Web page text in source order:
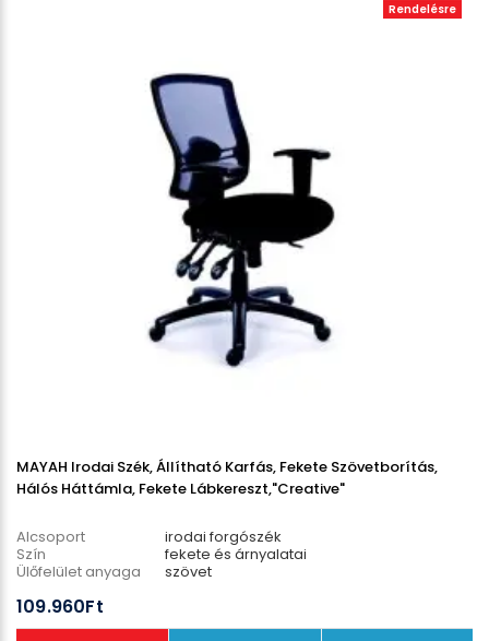
Rendelésre
MAYAH Irodai Szék, Állítható Karfás, Fekete Szövetborítás,
Hálós Háttámla, Fekete Lábkereszt,"Creative"
Alcsoport
irodai forgószék
Szín
fekete és árnyalatai
Ülőfelület anyaga
szövet
Teherbírás
109.960Ft